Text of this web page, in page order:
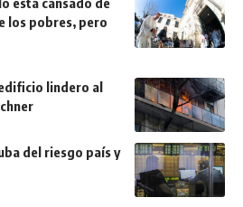
los pobres, pero
lindero al
del riesgo país y